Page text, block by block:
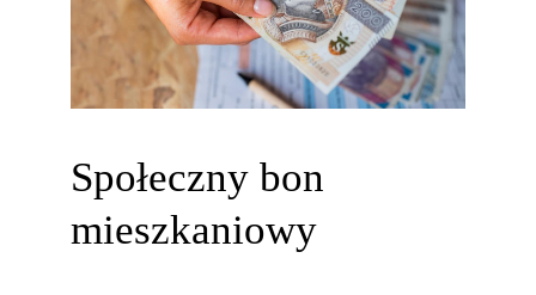
Społeczny bon
mieszkaniowy